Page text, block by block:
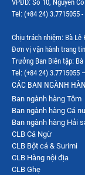
Thị trường Mỹ
Thị trường Nga
Thị trường Hàn Quốc
Thị trường Nhật Bản
Thị trường Thái Lan
Thị trường Trung
Thị trường Philippines
Thị trường Tây Ban
VPĐD: Số 10, Nguyễn
Tel: (+84 24) 3.7715055
Chịu trách nhiệm: Bà Lê
Đơn vị vận hành trang
Trưởng Ban Biên tập:
Tel: (+84 24) 3.7715055
CÁC BAN NGÀNH
Ban ngành hàng Tôm
Ban ngành hàng Cá
Ban ngành hàng Hải
CLB Cá Ngừ
CLB Bột cá & Surimi
CLB Hàng nội địa
CLB Ghẹ